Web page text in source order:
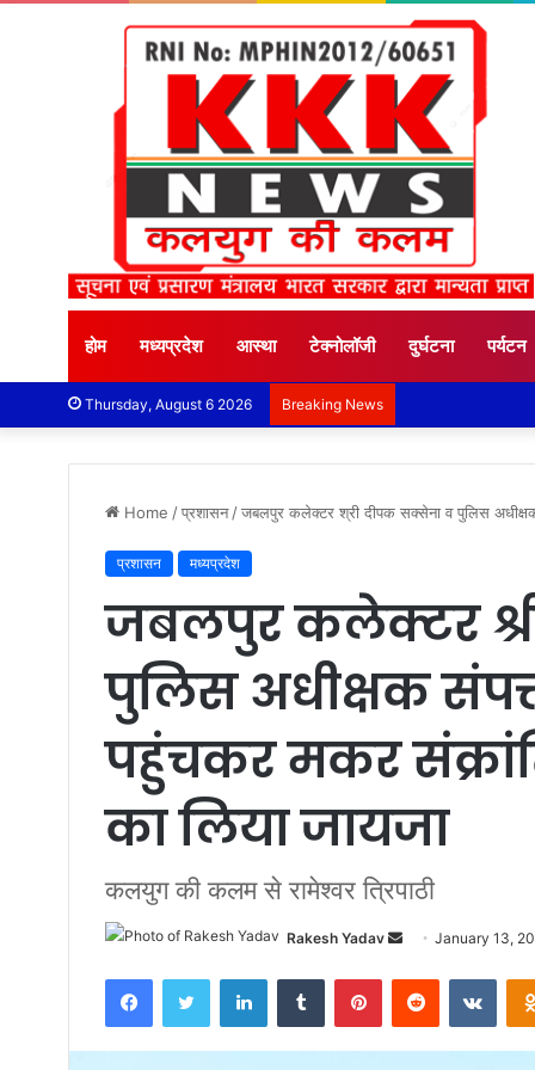
होम मध्यप्रदेश आस्था टेक्नोलॉजी दुर्घटना पर्यटन
Thursday, August 6 2026 Breaking News
Home /प्रशासन /जबलपुर कलेक्टर श्री दीपक सक्सेना व पुलिस अधीक्षक
प्रशासन मध्यप्रदेश
जबलपुर कलेक्टर
पुलिस अधीक्षक
पहुंचकर मकर
का लिया जायजा
कलयुग की कलम से रामेश्वर त्रिपाठी
Rakesh Yadav
n
d
a
January 13,